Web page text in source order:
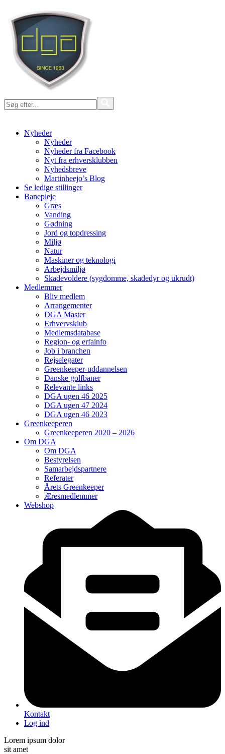
Nyheder
Nyheder
Nyheder fra Facebook
Nyt fra erhversklubben
Nyhedsbreve
Martinheejo’s Blog
Se ledige stillinger
Banepleje
Græs
Vanding
Gødning
Jord og topdressing
Miljø
Natur
Maskiner og teknologi
Arbejdsmiljø
Skadevoldere (sygdomme, skadedyr og ukrudt)
Medlemmer
Bliv medlem
Arrangementer
DGA Master
Erhvervsklub
Medlemsdatabase
Region- og erfainfo
Job i branchen
Rejselegater
Greenkeeper-uddannelsen
Danske golfbaner
Relevante links
DGA ugen 46 2025
DGA ugen 47 2024
DGA ugen 46 2023
Greenkeeperen
Greenkeeperen 2020 – 2026
Om DGA
Om DGA
Bestyrelsen
Samarbejdspartnere
Referater
Årets Greenkeeper
Æresmedlemmer
Webshop
Kontakt
Log ind
Lorem ipsum dolor
sit amet